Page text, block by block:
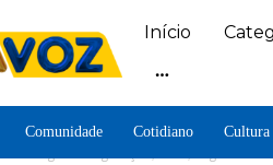
Início
Comunidade Cotidiano Cultura